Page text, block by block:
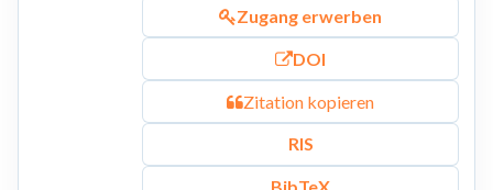
Zugang erwerben
DOI
Zitation kopieren
RIS